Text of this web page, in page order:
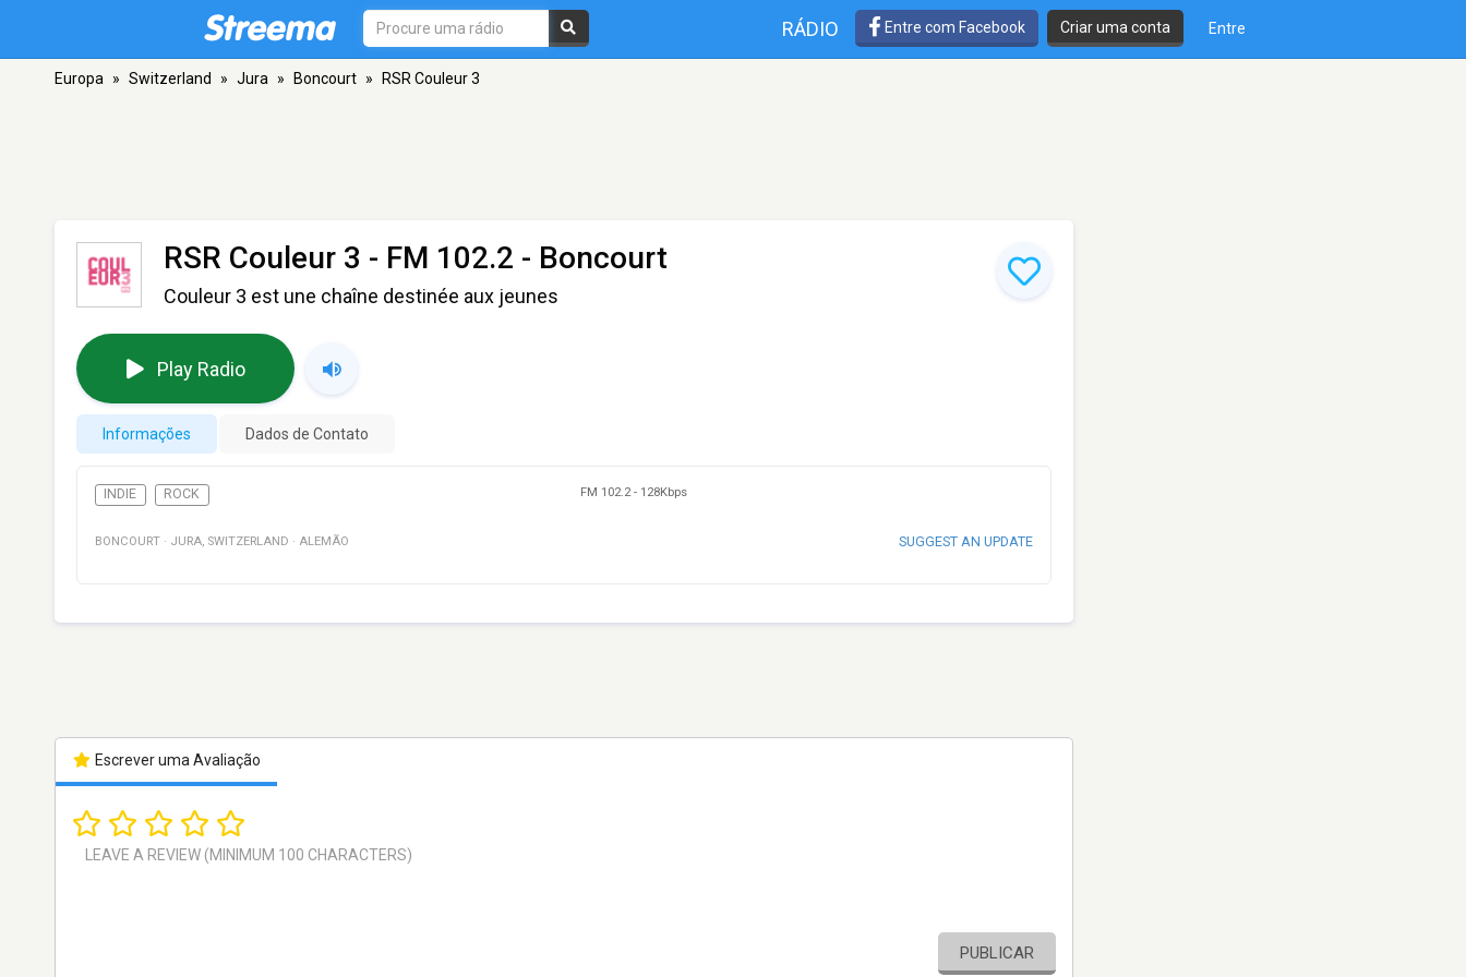
RÁDIO Entre com Facebook Criar uma conta Entre
Europa » Switzerland » Jura » Boncourt » RSR Couleur 3
RSR Couleur 3 - FM 102.2 - Boncourt
Couleur 3 est une chaîne destinée aux jeunes
Play Radio
Informações Dados de Contato
INDIE ROCK FM 102.2- 128Kbps
BONCOURT · JURA, SWITZERLAND · ALEMÃO SUGGEST AN UPDATE
Escrever uma Avaliação
PUBLICAR